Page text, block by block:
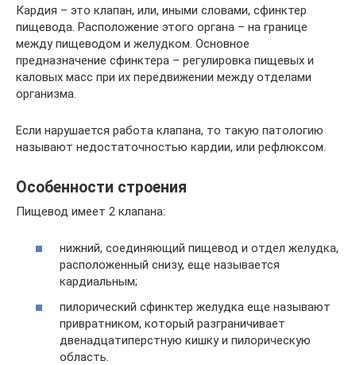
Кардия – это клапан, или, иными словами, сфинктер
пищевода. Расположение этого органа – на границе
между пищеводом и желудком. Основное
предназначение сфинктера – регулировка пищевых и
каловых масс при их передвижении между отделами
организма.
Если нарушается работа клапана, то такую патологию
называют недостаточностью кардии, или рефлюксом.
Особенности строения
Пищевод имеет 2 клапана:
нижний, соединяющий пищевод и отдел желудка,
расположенный снизу, еще называется
кардиальным;
пилорический сфинктер желудка еще называют
привратником, который разграничивает
двенадцатиперстную кишку и пилорическую
область.